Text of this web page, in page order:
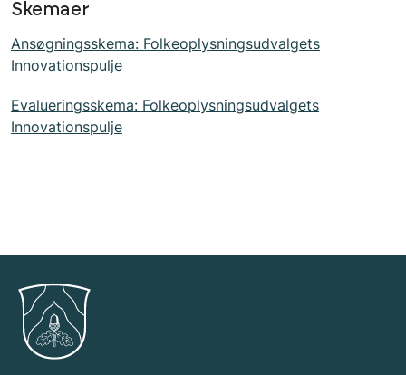
Skemaer
Ansøgningsskema: Folkeoplysningsudvalgets
Innovationspulje
Evalueringsskema: Folkeoplysningsudvalgets
Innovationspulje